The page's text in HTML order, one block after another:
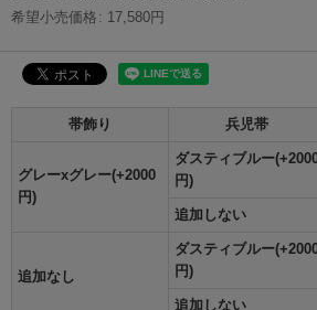
希望小売価格 : 17,580円
帯飾り 兵児帯
グレーxグレー(+2000
円)
ダスティブルー
円)
追加しない
追加なし
ダスティブルー
円)
追加しない